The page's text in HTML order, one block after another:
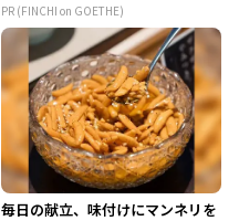
PR (FINCHI on GOETHE)
毎日の献立、味付けにマンネリを